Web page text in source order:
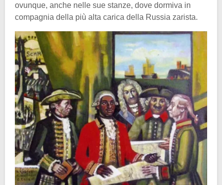
ovunque, anche nelle sue stanze, dove dormiva in
compagnia della più alta carica della Russia zarista.